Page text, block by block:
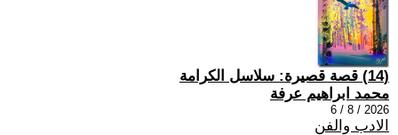
(14) قصة قصيرة: سلاسل الكرامة
محمد ابراهيم عرفة
2026 / 8 / 6
الادب والفن